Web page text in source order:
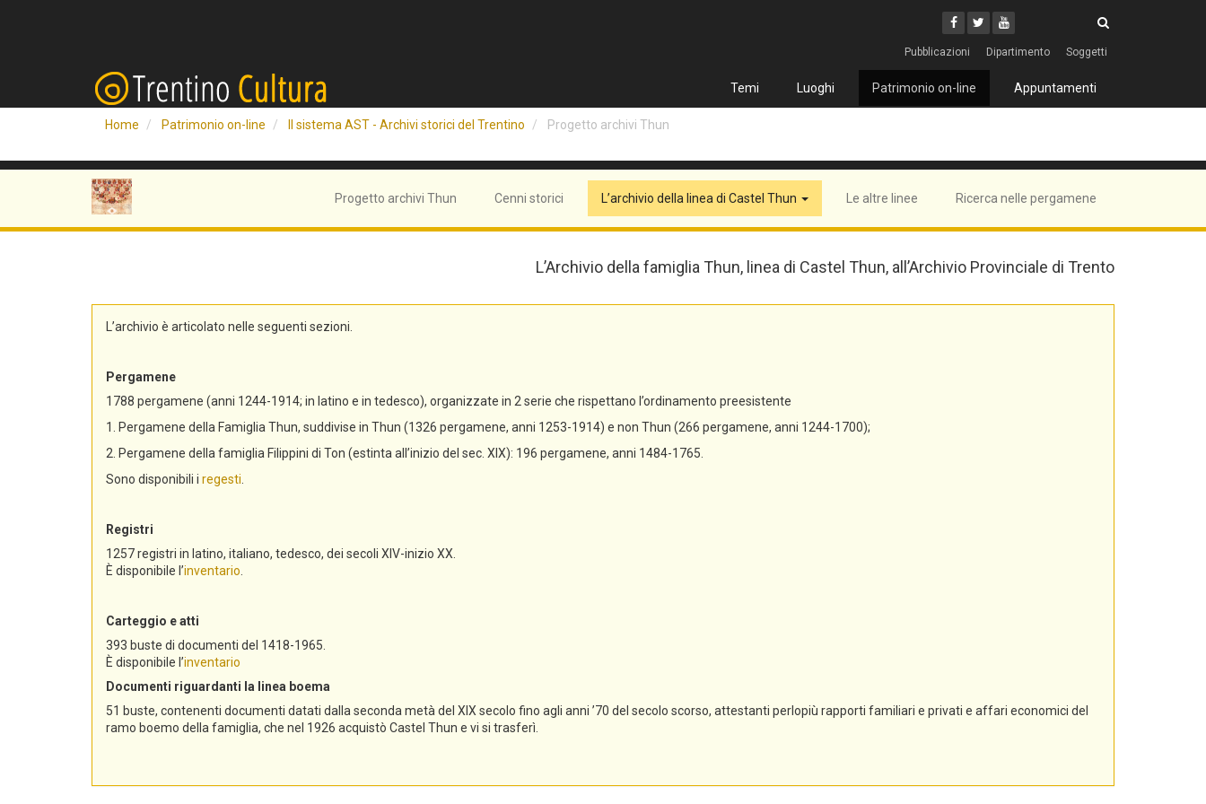
Facebook
Twitter
Youtube
Pubblicazioni Dipartimento Soggetti
Temi Luoghi Patrimonio on-line Appuntamenti
Home Patrimonio on-line Il sistema AST - Archivi storici del Trentino Progetto archivi Thun
Progetto archivi Thun Cenni storici L’archivio della linea di Castel Thun Le altre linee Ricerca nelle pergamene
L’Archivio della famiglia Thun, linea di Castel Thun, all’Archivio Provinciale di Trento
L’archivio è articolato nelle seguenti sezioni.
Pergamene
1788 pergamene (anni 1244-1914; in latino e in tedesco), organizzate in 2 serie che rispettano l’ordinamento preesistente
1. Pergamene della Famiglia Thun, suddivise in Thun (1326 pergamene, anni 1253-1914) e non Thun (266 pergamene, anni 1244-1700);
2. Pergamene della famiglia Filippini di Ton (estinta all’inizio del sec. XIX): 196 pergamene, anni 1484-1765.
Sono disponibili i regesti
Registri
1257 registri in latino, italiano, tedesco, dei secoli XIV-inizio XX.
È disponibile l’inventario
Carteggio e atti
393 buste di documenti del 1418-1965.
È disponibile l’inventario
Documenti riguardanti la linea boema
51 buste, contenenti documenti datati dalla seconda metà del XIX secolo fino agli anni ’70 del secolo scorso, attestanti perlopiù rapporti familiari e privati e affari economici del
ramo boemo della famiglia, che nel 1926 acquistò Castel Thun e vi si trasferì.